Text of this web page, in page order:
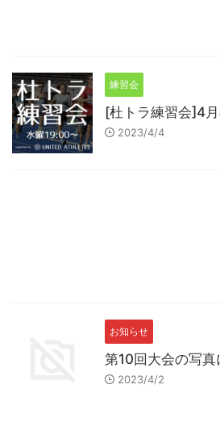
練習会
[杜トラ練習会]4
2023/4/4
お知らせ
第10回大会の写真
2023/4/2